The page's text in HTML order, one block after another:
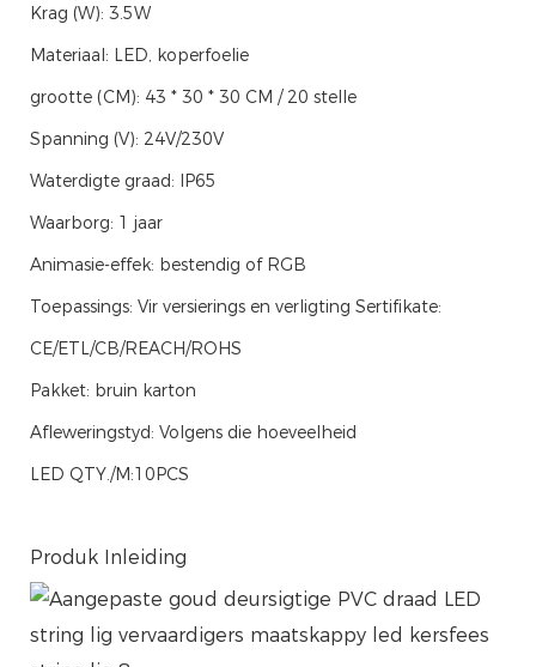
Krag (W): 3.5W
Materiaal: LED, koperfoelie
grootte (CM): 43 * 30 * 30 CM / 20 stelle
Spanning (V): 24V/230V
Waterdigte graad: IP65
Waarborg: 1 jaar
Animasie-effek: bestendig of RGB
Toepassings: Vir versierings en verligting Sertifikate:
CE/ETL/CB/REACH/ROHS
Pakket: bruin karton
Afleweringstyd: Volgens die hoeveelheid
LED QTY./M:10PCS
Produk Inleiding